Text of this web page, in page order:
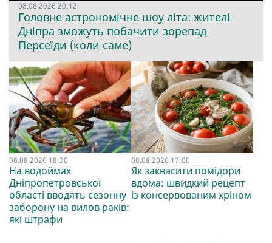
08.08.2026 20:12
Головне астрономічне шоу літа: жителі
Дніпра зможуть побачити зорепад
Персеїди (коли саме)
08.08.2026 18:30
На водоймах
Дніпропетровської
області вводять сезонну
заборону на вилов раків:
які штрафи
08.08.2026 17:00
Як заквасити помідори
вдома: швидкий рецепт
із консервованим хріном